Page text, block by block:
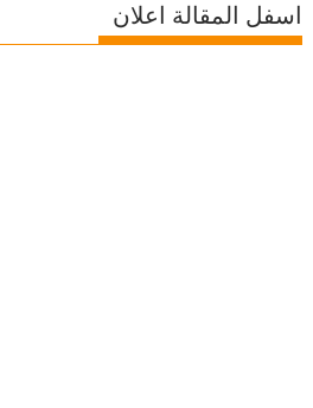
اسفل المقالة اعلان